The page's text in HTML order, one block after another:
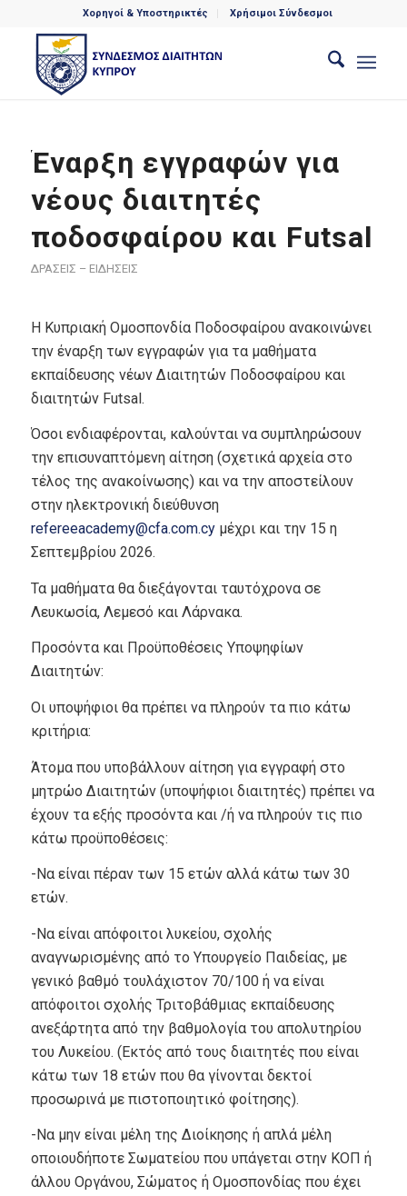
Χορηγοί & Υποστηρικτές Χρήσιμοι Σύνδεσμοι
Έναρξη εγγραφών για
νέους διαιτητές
ποδοσφαίρου και Futsal
ΔΡΑΣΕΙΣ – ΕΙΔΗΣΕΙΣ
Η Κυπριακή Ομοσπονδία Ποδοσφαίρου ανακοινώνει
την έναρξη των εγγραφών για τα μαθήματα
εκπαίδευσης νέων Διαιτητών Ποδοσφαίρου και
διαιτητών Futsal.
Όσοι ενδιαφέρονται, καλούνται να συμπληρώσουν
την επισυναπτόμενη αίτηση (σχετικά αρχεία στο
τέλος της ανακοίνωσης) και να την αποστείλουν
στην ηλεκτρονική διεύθυνση
refereeacademy@cfa.com.cyμέχρι και την 15 η
Σεπτεμβρίου 2026.
Τα μαθήματα θα διεξάγονται ταυτόχρονα σε
Λευκωσία, Λεμεσό και Λάρνακα.
Προσόντα και Προϋποθέσεις Υποψηφίων
Διαιτητών:
Οι υποψήφιοι θα πρέπει να πληρούν τα πιο κάτω
κριτήρια:
Άτομα που υποβάλλουν αίτηση για εγγραφή στο
μητρώο Διαιτητών (υποψήφιοι διαιτητές) πρέπει να
έχουν τα εξής προσόντα και /ή να πληρούν τις πιο
κάτω προϋποθέσεις:
-Να είναι πέραν των 15 ετών αλλά κάτω των 30
ετών.
-Να είναι απόφοιτοι λυκείου, σχολής
αναγνωρισμένης από το Υπουργείο Παιδείας, με
γενικό βαθμό τουλάχιστον 70/100 ή να είναι
απόφοιτοι σχολής Τριτοβάθμιας εκπαίδευσης
ανεξάρτητα από την βαθμολογία του απολυτηρίου
του Λυκείου. (Εκτός από τους διαιτητές που είναι
κάτω των 18 ετών που θα γίνονται δεκτοί
προσωρινά με πιστοποιητικό φοίτησης).
-Να μην είναι μέλη της Διοίκησης ή απλά μέλη
οποιουδήποτε Σωματείου που υπάγεται στην ΚΟΠ ή
άλλου Οργάνου, Σώματος ή Ομοσπονδίας που έχει